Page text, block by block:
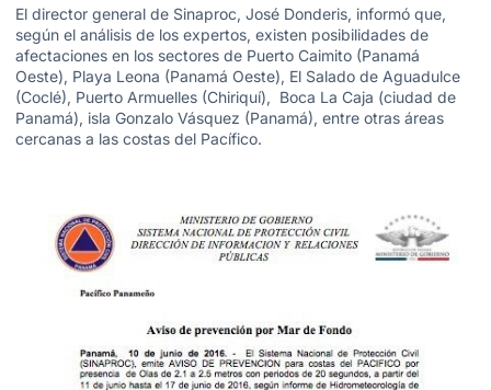
El director general de Sinaproc, José Donderis, informó que,
según el análisis de los expertos, existen posibilidades de
afectaciones en los sectores de Puerto Caimito (Panamá
Oeste), Playa Leona (Panamá Oeste), El Salado de Aguadulce
(Coclé), Puerto Armuelles (Chiriquí), Boca La Caja (ciudad de
Panamá), isla Gonzalo Vásquez (Panamá), entre otras áreas
cercanas a las costas del Pacífico.